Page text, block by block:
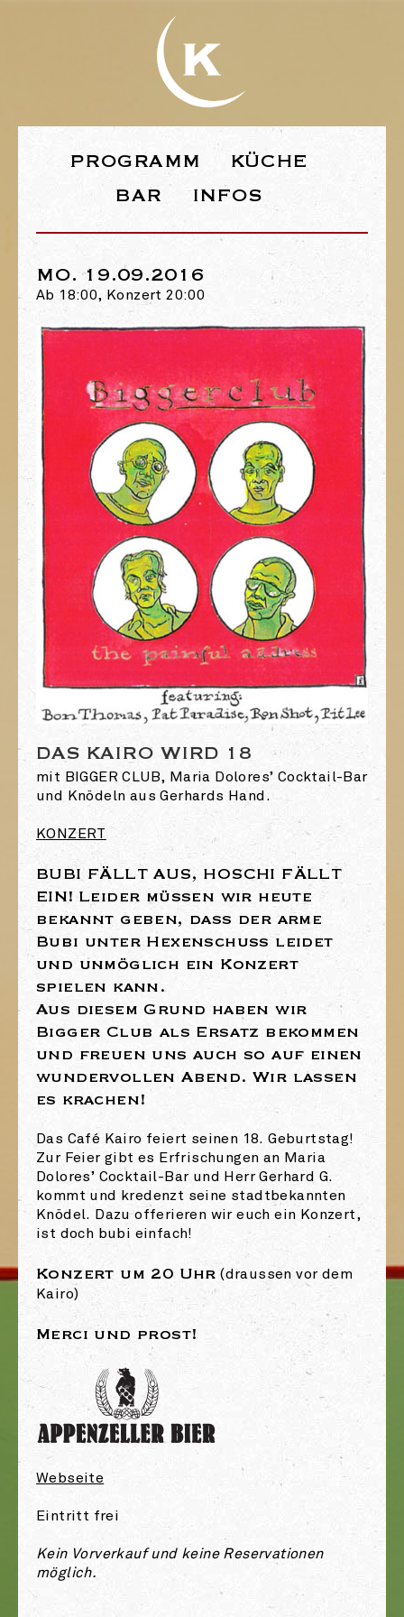
PROGRAMM
KÜCHE
BAR
INFOS
MO. 19.09.2016
Ab 18:00, Konzert 20:00
DAS KAIRO WIRD 18
mit BIGGER CLUB, Maria Dolores’ Cocktail-Bar
und Knödeln aus Gerhards Hand.
KONZERT
BUBI FÄLLT AUS, HOSCHI FÄLLT
EIN! Leider müssen wir heute
bekannt geben, dass der arme
Bubi unter Hexenschuss leidet
und unmöglich ein Konzert
spielen kann.
Aus diesem Grund haben wir
Bigger Club als Ersatz bekommen
und freuen uns auch so auf einen
wundervollen Abend. Wir lassen
es krachen!
Das Café Kairo feiert seinen 18. Geburtstag!
Zur Feier gibt es Erfrischungen an Maria
Dolores’ Cocktail-Bar und Herr Gerhard G.
kommt und kredenzt seine stadtbekannten
Knödel. Dazu offerieren wir euch ein Konzert,
ist doch bubi einfach!
Konzert um 20 Uhr (draussen vor dem
Kairo)
Merci und prost!
Webseite
Eintritt frei
Kein Vorverkauf und keine Reservationen
möglich.